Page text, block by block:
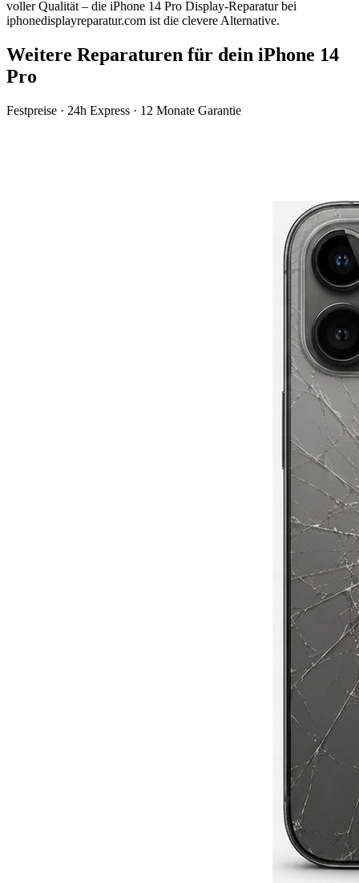
voller Qualität – die iPhone 14 Pro Display-Reparaturbei
iphonedisplayreparatur.com ist die clevere Alternative.
Weitere Reparaturen für dein iPhone 14
Pro
Festpreise · 24h Express · 12 Monate Garantie